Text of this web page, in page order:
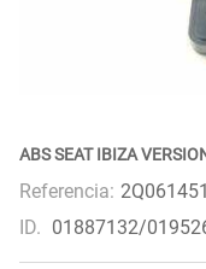
ABS SEAT IBIZA
Referencia:
ID. 01887132/